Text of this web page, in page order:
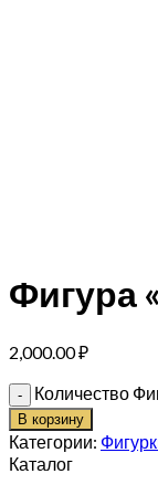
Фигура
2,000.00₽
Количество
В корзину
Категории:
Каталог